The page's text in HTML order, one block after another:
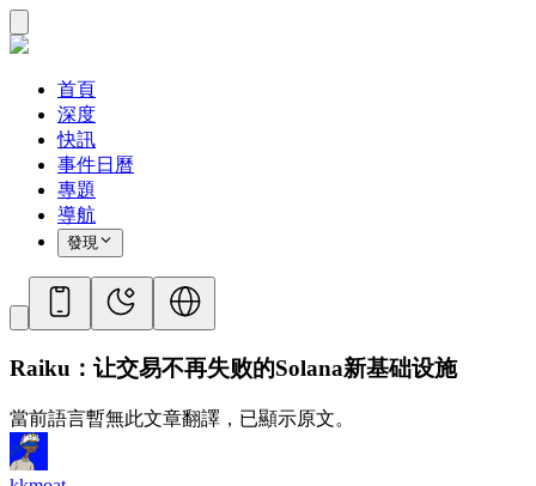
首頁
深度
快訊
事件日曆
專題
導航
發現
Raiku：让交易不再失败的Solana新基础设施
當前語言暫無此文章翻譯，已顯示原文。